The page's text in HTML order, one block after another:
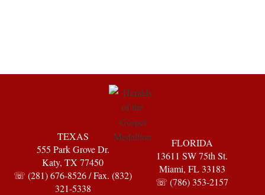
TEXAS
555 Park Grove Dr.
Katy, TX 77450
☏ (281) 676-8526 / Fax. (832)
321-5338
FLORIDA
13611 SW 75th St.
Miami, FL 33183
☏ (786) 353-2157